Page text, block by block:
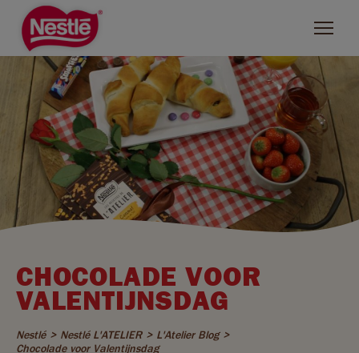
main
content
NESTLÉ MERKEN
L'Atelier
Bros
Rolo
ZOEKEN
CHOCOLADE VOOR
VALENTIJNSDAG
Nestlé Nestlé L'ATELIER
L'Atelier Blog
Chocolade voor Valentijnsdag